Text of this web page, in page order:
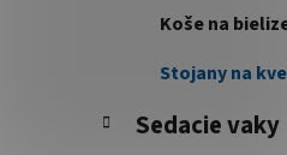
Koše na
Stojany na
Sedacie vaky